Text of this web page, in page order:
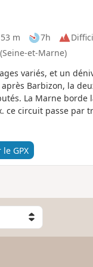
m 7h
et-Marne)
variés, et un
Barbizon, la
La Marne
ce circuit passe par
GPX